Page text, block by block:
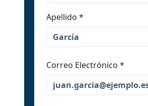
Apellido *
Correo Electrónico *